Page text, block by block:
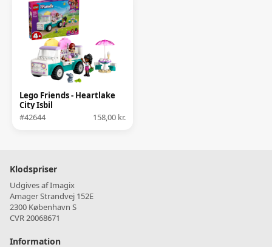
Lego Friends - Heartlake
City Isbil
#42644
158,00 kr.
Klodspriser
Udgives af Imagix
Amager Strandvej 152E
2300 København S
CVR 20068671
Information